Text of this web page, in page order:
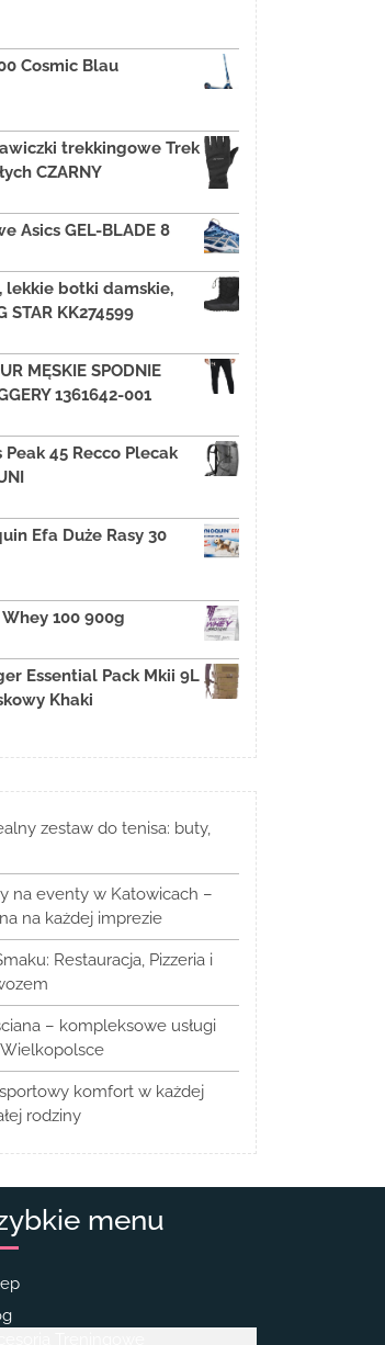
Cosmic Blau
trekkingowe Trek
CZARNY
Asics GEL-BLADE 8
lekkie botki damskie,
STAR KK274599
MĘSKIE SPODNIE
1361642-001
45 Recco Plecak
Efa Duże Rasy 30
100 900g
Essential Pack Mkii 9L
Khaki
zestaw do tenisa: buty,
na eventy w Katowicach –
na każdej imprezie
Restauracja, Pizzeria i
– kompleksowe usługi
komfort w każdej
rodziny
menu